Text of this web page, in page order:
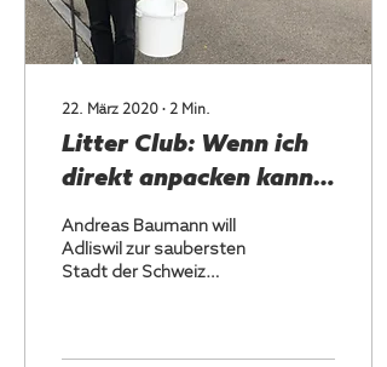
22. März 2020 ∙ 2 Min.
Litter Club: Wenn ich
direkt anpacken kann,
macht mich das
glücklich
Andreas Baumann will
Adliswil zur saubersten
Stadt der Schweiz